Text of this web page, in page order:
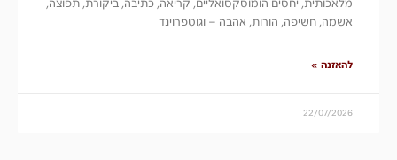
מלאכותית, יחסים הומוסקסואליים, קריאה, כתיבה, ביקורת, תפוצה,
אשמה, חשיפה, הורות, אהבה – וגוטפרוינד
להאזנה »
22/07/2026